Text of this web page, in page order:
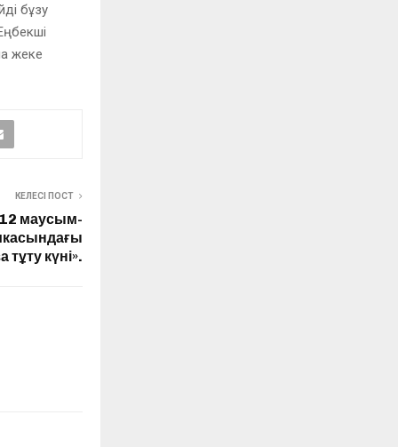
бұзу
жеке
КЕЛЕСІ ПОСТ
маусым-
күні».